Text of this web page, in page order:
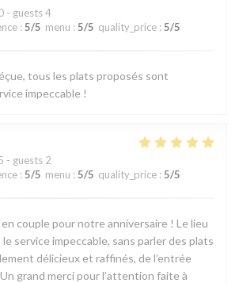
- guests 4
: 5/5 menu : 5/5 quality_price : 5/5
tous les plats proposés sont
impeccable !
- guests 2
: 5/5 menu : 5/5 quality_price : 5/5
couple pour notre anniversaire ! Le lieu
service impeccable, sans parler des plats
délicieux et raffinés, de l’entrée
grand merci pour l’attention faite à